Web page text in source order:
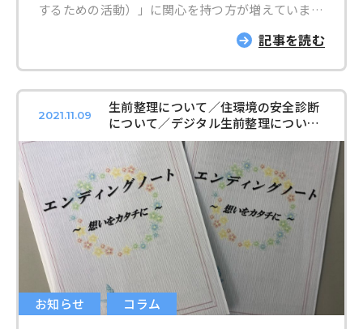
するための活動）」に関心を持つ方が増えていま
ています。 ＊₁国税調査より 家族類型別世帯数の
推移 ・核家族世帯：平成 22 年まで大きく増加して
おり、近年は緩やかな増加 ・単独世帯又は夫婦の
みの高齢者：平成 12 年から令和 2 年の20 年間で約
２倍に増加 このことから、核家族世帯よりも単独
世帯が増加傾向にあることがわかります。 単独世
帯が増加している背景として、「未婚化・晩婚化の
進行」が挙げられています。 産業の都市部集中化
によって、実家を離れて働く人が増加するなどの
ライフスタイルの変化により、家族と同居しない人
が増えています。 そこで、わたしたちが瀬戸市の
ためにできることを考え 瀬戸市・瀬戸市社会福祉
記事を読む
2021.11.09
生前整理について／住環境の安全診断
について／デジタル生前整理について
／大橋運輸について
お知らせ コラム